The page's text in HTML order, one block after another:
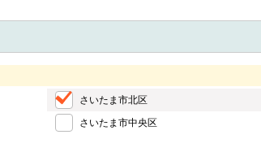
さいたま市北区
さいたま市中央区